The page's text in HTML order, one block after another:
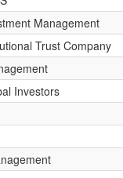
Management
Trust Company
Investors